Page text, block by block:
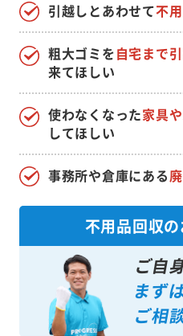
引越しとあわせて不
使わなくなった家具
してほしい
粗大ゴミを自宅まで
来てほしい
事務所や倉庫にある
不用品回収
ご自
まず
ご相